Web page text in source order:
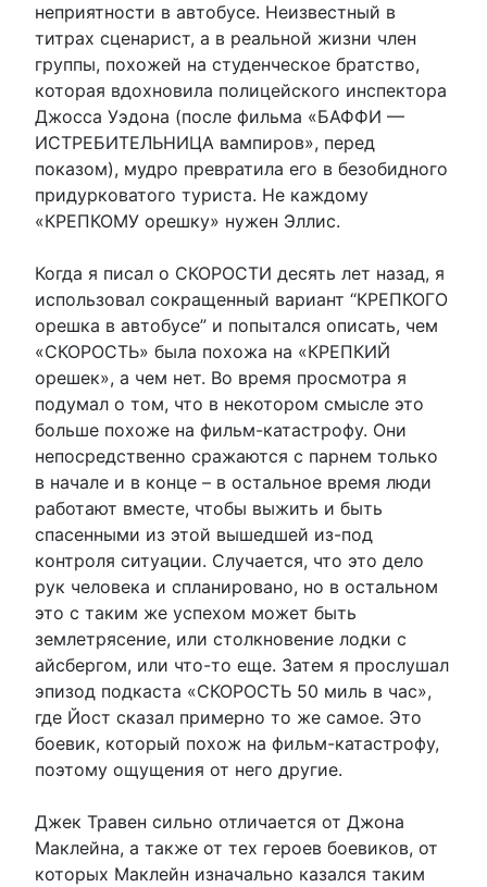
неприятности в автобусе. Неизвестный в
титрах сценарист, а в реальной жизни член
группы, похожей на студенческое братство,
которая вдохновила полицейского инспектора
Джосса Уэдона (после фильма «БАФФИ —
ИСТРЕБИТЕЛЬНИЦА вампиров», перед
показом), мудро превратила его в безобидного
придурковатого туриста. Не каждому
«КРЕПКОМУ орешку» нужен Эллис.
Когда я писал о СКОРОСТИ десять лет назад, я
использовал сокращенный вариант “КРЕПКОГО
орешка в автобусе” и попытался описать, чем
«СКОРОСТЬ» была похожа на «КРЕПКИЙ
орешек», а чем нет. Во время просмотра я
подумал о том, что в некотором смысле это
больше похоже на фильм-катастрофу. Они
непосредственно сражаются с парнем только
в начале и в конце – в остальное время люди
работают вместе, чтобы выжить и быть
спасенными из этой вышедшей из-под
контроля ситуации. Случается, что это дело
рук человека и спланировано, но в остальном
это с таким же успехом может быть
землетрясение, или столкновение лодки с
айсбергом, или что-то еще. Затем я прослушал
эпизод подкаста «СКОРОСТЬ 50 миль в час»,
где Йост сказал примерно то же самое. Это
боевик, который похож на фильм-катастрофу,
поэтому ощущения от него другие.
Джек Травен сильно отличается от Джона
Маклейна, а также от тех героев боевиков, от
которых Маклейн изначально казался таким